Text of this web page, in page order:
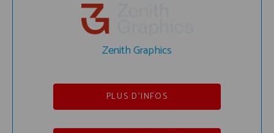
Zenith Graphics
PLUS D'INFOS